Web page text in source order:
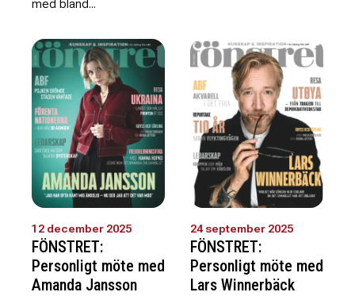
med bland...
12 december 2025
FÖNSTRET:
Personligt möte med
Amanda Jansson
24 september 2025
FÖNSTRET:
Personligt möte med
Lars Winnerbäck